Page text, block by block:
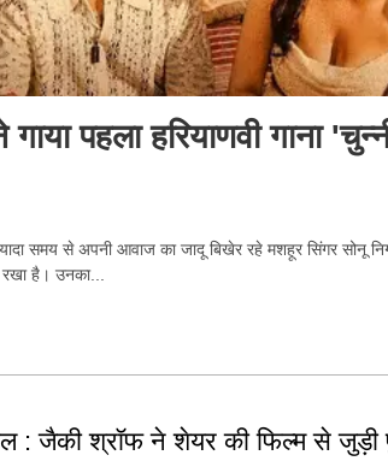
पहला हरियाणवी गाना
समय से अपनी आवाज का जादू बिखेर रहे मशहूर सिंगर सोनू
है। उनका...
: जैकी श्रॉफ ने शेयर की फिल्म से जुड़ी